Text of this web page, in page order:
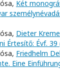
Két
Dieter
Értesítő: Évf. 39
Friedhelm
Eine